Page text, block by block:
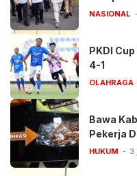
NASIONAL
PKDI
4-1
OLAHRAGA
Bawa
Pekerja
HUKUM 3